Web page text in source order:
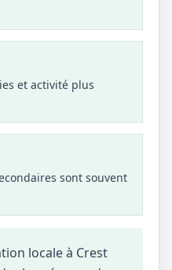
et activité plus
sont souvent
locale à Crest